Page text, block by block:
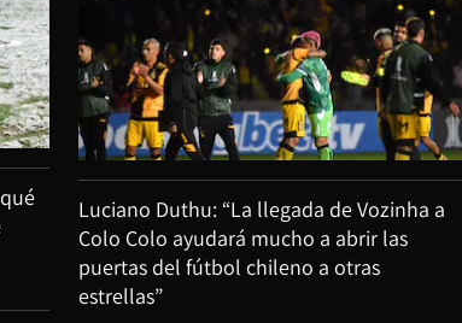
Luciano Duthu: “La llegada de Vozinha a
Colo Colo ayudará mucho a abrir las
puertas del fútbol chileno a otras
estrellas”